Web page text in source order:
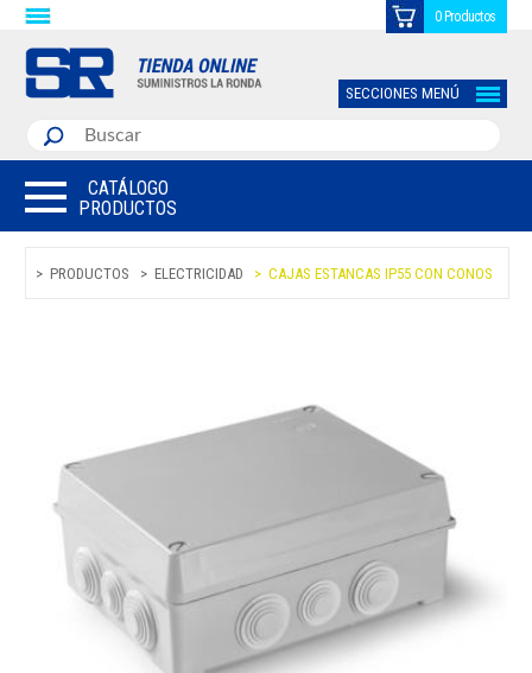
0 Productos
SECCIONES MENÚ
CATÁLOGO
PRODUCTOS
PRODUCTOS ELECTRICIDAD CAJAS ESTANCAS IP55 CON CONOS